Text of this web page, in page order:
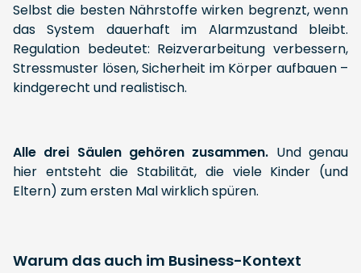
Selbst die besten Nährstoffe wirken begrenzt, wenn
das System dauerhaft im Alarmzustand bleibt.
Regulation bedeutet: Reizverarbeitung verbessern,
Stressmuster lösen, Sicherheit im Körper aufbauen –
kindgerecht und realistisch.
Alle drei Säulen gehören zusammen. Und genau
hier entsteht die Stabilität, die viele Kinder (und
Eltern) zum ersten Mal wirklich spüren.
Warum das auch im Business-Kontext